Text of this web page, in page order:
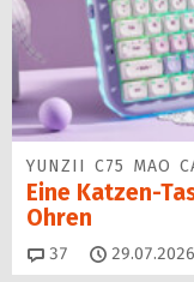
YUNZII C75 MAO
Eine Katzen-
Ohren
37 Kommentare
29.07.2026